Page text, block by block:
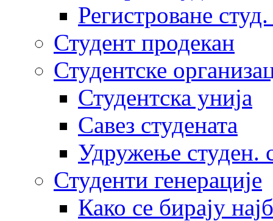
Регистроване
Студент продекан
Студентске
Студентска унија
Савез студената
Удружење студен.
Студенти генерације
Како се бирају